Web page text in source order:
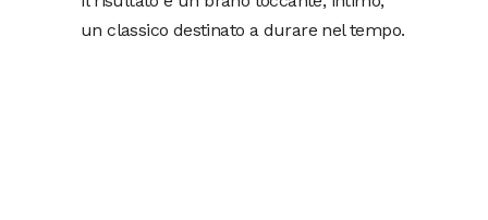
un classico destinato a durare nel tempo.